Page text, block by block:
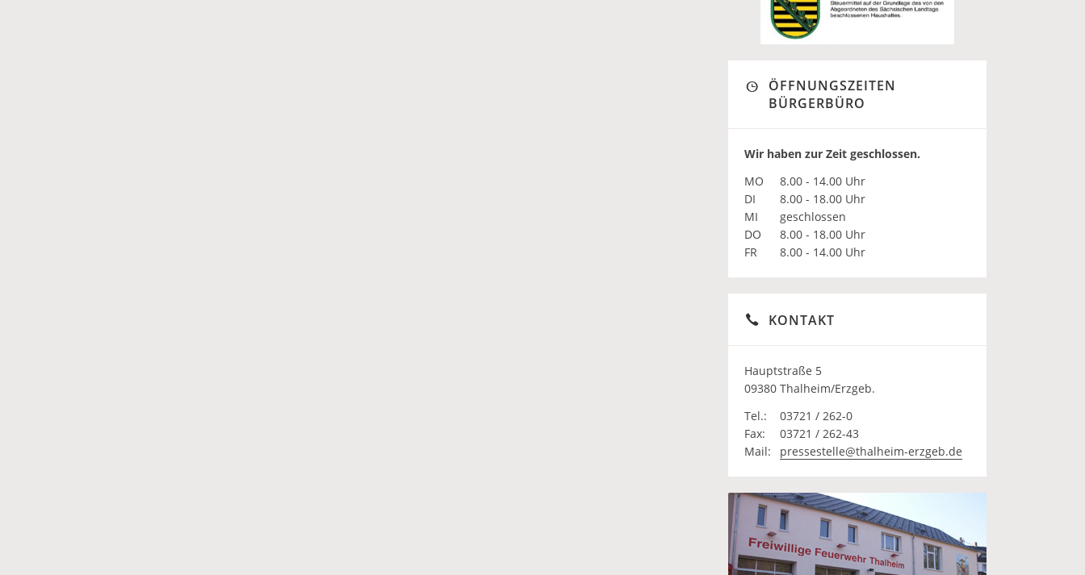
ÖFFNUNGSZEITEN
BÜRGERBÜRO
Wir haben zur Zeit geschlossen.
MO
8.00 - 14.00 Uhr
DI
8.00 - 18.00 Uhr
MI
geschlossen
DO
8.00 - 18.00 Uhr
FR
8.00 - 14.00 Uhr
KONTAKT
Hauptstraße 5
09380 Thalheim/Erzgeb.
Tel.:
03721 / 262-0
Fax:
03721 / 262-43
Mail:
pressestelle@thalheim-erzgeb.de